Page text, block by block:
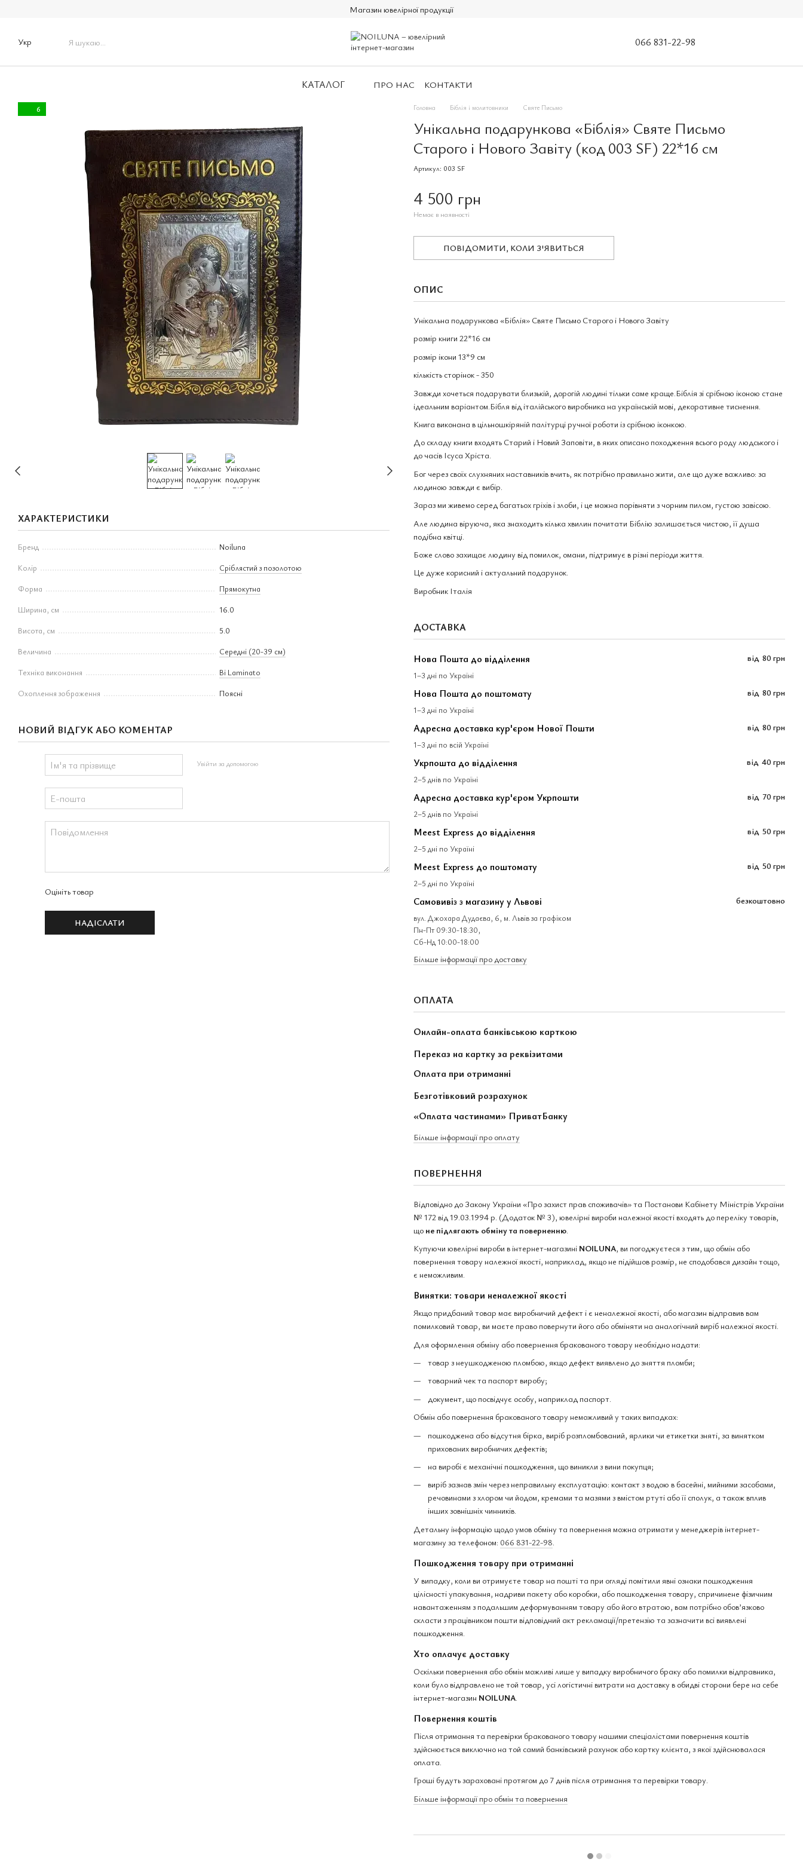
Магазин ювелірної продукції
Укр 066 831-22-98
КАТАЛОГ ПРО НАС КОНТАКТИ
6
ХАРАКТЕРИСТИКИ
Бренд
Noiluna
Колір
Сріблястий з позолотою
Форма
Прямокутна
Ширина, см
16.0
Висота, см
5.0
Величина
Середні (20-39 см)
Техніка виконання
Bi Laminato
Охоплення зображення
Поясні
НОВИЙ ВІДГУК АБО КОМЕНТАР
Увійти за допомогою
Оцініть товар
НАДІСЛАТИ
Головна Біблія і молитовники Святе Письмо
Унікальна подарункова «Біблія» Святе Письмо
Старого і Нового Завіту (код 003 SF) 22*16 см
Артикул: 003 SF
4 500 грн
Немає в наявності
ПОВІДОМИТИ, КОЛИ З'ЯВИТЬСЯ
ОПИС
Унікальна подарункова «Біблія» Святе Письмо Старого і Нового Завіту
розмір книги 22*16 см
розмір ікони 13*9 см
кількість сторінок - 350
Завжди хочеться подарувати близькій, дорогій людині тільки саме краще.Біблія зі срібною іконою стане
ідеальним варіантом.Бібля від італійського виробника на українській мові, декоративне тиснення.
Книга виконана в цільношкіряній палітурці ручної роботи із срібною іконкою.
До складу книги входять Старий і Новий Заповіти, в яких описано походження всього роду людського і
до часів Ісуса Хріста.
Бог через своїх слухняних наставників вчить, як потрібно правильно жити, але що дуже важливо: за
людиною завжди є вибір.
Зараз ми живемо серед багатьох гріхів і злоби, і це можна порівняти з чорним пилом, густою завісою.
Але людина віруюча, яка знаходить кілька хвилин почитати Біблію залишається чистою, її душа
подібна квітці.
Боже слово захищає людину від помилок, омани, підтримує в різні періоди життя.
Це дуже корисний і актуальний подарунок.
Виробник Італія
ДОСТАВКА
Нова Пошта до відділення
1–3 дні по Україні
від 80 грн
Нова Пошта до поштомату
1–3 дні по Україні
від 80 грн
Адресна доставка кур'єром Нової Пошти
1–3 дні по всій Україні
від 80 грн
Укрпошта до відділення
2–5 днів по Україні
від 40 грн
Адресна доставка кур'єром Укрпошти
2–5 днів по Україні
від 70 грн
Meest Express до відділення
2–5 дні по Україні
від 50 грн
Meest Express до поштомату
2–5 дні по Україні
від 50 грн
Самовивіз з магазину у Львові
вул. Джохара Дудаєва, 6, м. Львів за графіком
Пн-Пт 09:30-18:30,
Сб-Нд 10:00-18:00
безкоштовно
Більше інформації про доставку
ОПЛАТА
Онлайн-оплата банківською карткою
Переказ на картку за реквізитами
Оплата при отриманні
Безготівковий розрахунок
«Оплата частинами» ПриватБанку
Більше інформації про оплату
ПОВЕРНЕННЯ
Відповідно до Закону України «Про захист прав споживачів» та Постанови Кабінету Міністрів України
№ 172 від 19.03.1994 р. (Додаток № 3), ювелірні вироби належної якості входять до переліку товарів,
що не підлягають обміну та поверненню.
Купуючи ювелірні вироби в інтернет-магазині NOILUNA, ви погоджуєтеся з тим, що обмін або
повернення товару належної якості, наприклад, якщо не підійшов розмір, не сподобався дизайн тощо,
є неможливим.
Винятки: товари неналежної якості
Якщо придбаний товар має виробничий дефект і є неналежної якості, або магазин відправив вам
помилковий товар, ви маєте право повернути його або обміняти на аналогічний виріб належної якості.
Для оформлення обміну або повернення бракованого товару необхідно надати:
товар з неушкодженою пломбою, якщо дефект виявлено до зняття пломби;
товарний чек та паспорт виробу;
документ, що посвідчує особу, наприклад паспорт.
Обмін або повернення бракованого товару неможливий у таких випадках:
пошкоджена або відсутня бірка, виріб розпломбований, ярлики чи етикетки зняті, за винятком
прихованих виробничих дефектів;
на виробі є механічні пошкодження, що виникли з вини покупця;
виріб зазнав змін через неправильну експлуатацію: контакт з водою в басейні, мийними засобами,
речовинами з хлором чи йодом, кремами та мазями з вмістом ртуті або її сполук, а також вплив
інших зовнішніх чинників.
Детальну інформацію щодо умов обміну та повернення можна отримати у менеджерів інтернет-
магазину за телефоном: 066 831-22-98
Пошкодження товару при отриманні
У випадку, коли ви отримуєте товар на пошті та при огляді помітили явні ознаки пошкодження
цілісності упакування, надриви пакету або коробки, або пошкодження товару, спричинене фізичним
навантаженням з подальшим деформуванням товару або його втратою, вам потрібно обов’язково
скласти з працівником пошти відповідний акт рекламації/претензію та зазначити всі виявлені
пошкодження.
Хто оплачує доставку
Оскільки повернення або обмін можливі лише у випадку виробничого браку або помилки відправника,
коли було відправлено не той товар, усі логістичні витрати на доставку в обидві сторони бере на себе
інтернет-магазин NOILUNA
Повернення коштів
Після отримання та перевірки бракованого товару нашими спеціалістами повернення коштів
здійснюється виключно на той самий банківський рахунок або картку клієнта, з якої здійснювалася
оплата.
Гроші будуть зараховані протягом до 7 днів після отримання та перевірки товару.
Більше інформації про обмін та повернення